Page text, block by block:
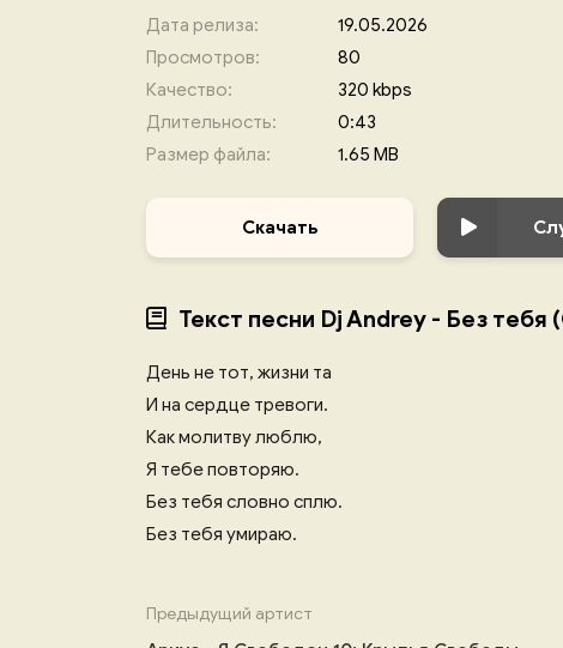
Дата релиза:
19.05.2026
Просмотров:
80
Качество:
320 kbps
Длительность:
0:43
Размер файла:
1.65 MB
Скачать
Текст песни Dj Andrey - Без тебя
День не тот, жизни та
И на сердце тревоги.
Как молитву люблю,
Я тебе повторяю.
Без тебя словно сплю.
Без тебя умираю.
Предыдущий артист